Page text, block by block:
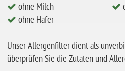
ohne Reis
ohne Senf
ohne Sesam
ohne Milch
ohne Hafer
Unser Allergenfilter dient als
überprüfen Sie die Zutaten und